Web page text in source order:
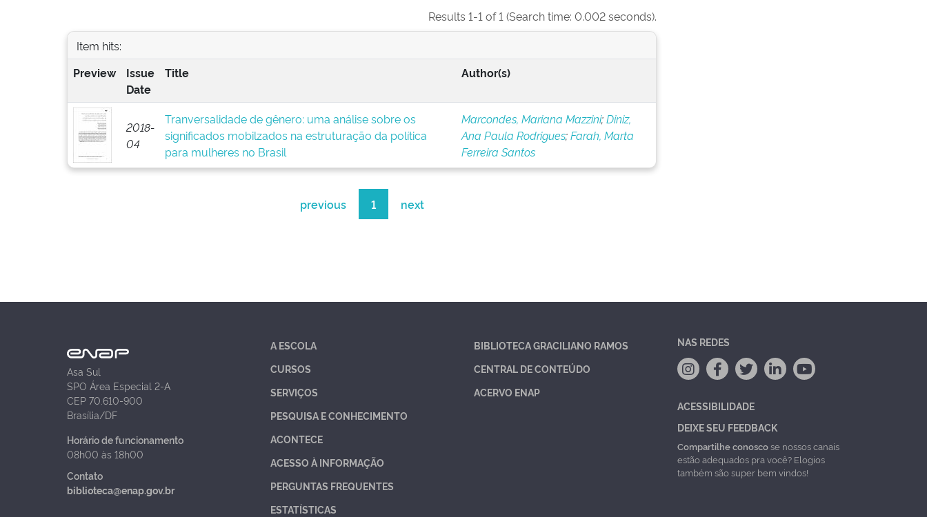
Results 1-1 of 1 (Search time: 0.002 seconds).
Item hits:
Preview
Issue
Date
Title Author(s)
2018-
04
Tranversalidade de gênero: uma análise sobre os
significados mobilzados na estruturação da política
para mulheres no Brasil
Marcondes, Mariana Mazzini;Diniz,
Ana Paula Rodrigues;Farah, Marta
Ferreira Santos
previous 1 next
Asa Sul
SPO Área Especial 2-A
CEP 70.610-900
Brasília/DF
Horário de funcionamento
08h00 às 18h00
Contato
biblioteca@enap.gov.br
A ESCOLA
CURSOS
SERVIÇOS
PESQUISA E CONHECIMENTO
ACONTECE
ACESSO À INFORMAÇÃO
PERGUNTAS FREQUENTES
ESTATÍSTICAS
BIBLIOTECA GRACILIANO RAMOS
CENTRAL DE CONTEÚDO
ACERVO ENAP
NAS REDES
ACESSIBILIDADE
DEIXE SEU FEEDBACK
Compartilhe conoscose nossos canais
estão adequados pra você? Elogios
também são super bem vindos!